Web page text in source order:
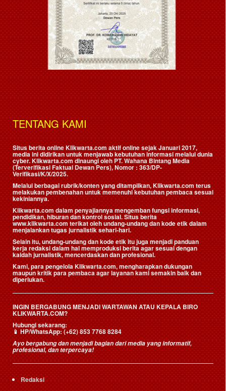
TENTANG KAMI
Situs berita online Klikwarta.com aktif online sejak Januari 2017,
media ini didirikan untuk menjawab kebutuhan informasi melalui dunia
cyber. Klikwarta.com dinaungi oleh PT. Wahana Bintang Media
(Terverifikasi Faktual Dewan Pers), Nomor : 363/DP-
Verifikasi/K/X/2025.
Melalui berbagai rubrik/konten yang ditampilkan, Klikwarta.com terus
melakukan pembenahan untuk memenuhi kebutuhan pembaca sesuai
kekiniannya.
Klikwarta.com dalam penyajiannya mengemban fungsi informasi,
pendidikan, hiburan dan kontrol sosial. Situs berita
www.klikwarta.com terikat oleh undang-undang dan kode etik dalam
menjalankan tugas jurnalistik sehari-hari.
Selain itu, undang-undang dan kode etik itu juga menjadi panduan
kerja redaksi dalam hal memproduksi berita agar sesuai dengan
kaidah jurnalistik, mencerdaskan dan profesional.
Kami, para pengelola Klikwarta.com, mengharapkan dukungan
maupun kritik para pembaca agar layanan kami semakin baik dan
diperlukan.
INGIN BERGABUNG MENJADI WARTAWAN ATAU KEPALA BIRO
KLIKWARTA.COM?
Hubungi sekarang:
📱HP/WhatsApp:(+62) 853 7768 8284
Ayo bergabung dan menjadi bagian dari media yang informatif,
profesional, dan terpercaya!
Redaksi